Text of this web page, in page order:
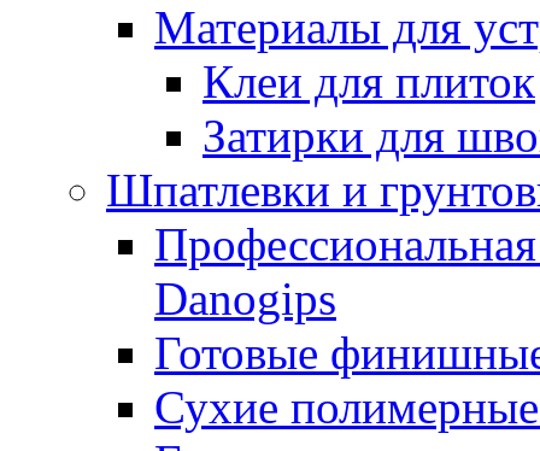
Материалы для
Клеи для плиток
Затирки для
Шпатлевки и
Danogips
Готовые
Сухие